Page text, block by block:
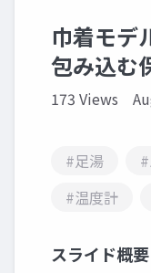
巾着モデ
包み込む
173 Views
#足湯
#温度計
スライド概要